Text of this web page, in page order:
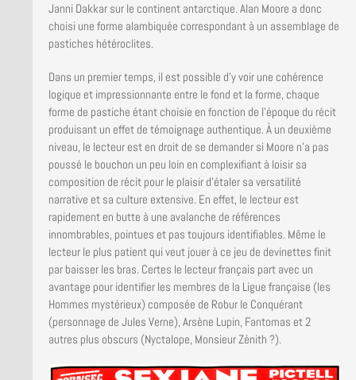
Janni Dakkar sur le continent antarctique. Alan Moore a donc
choisi une forme alambiquée correspondant à un assemblage de
pastiches hétéroclites.
Dans un premier temps, il est possible d’y voir une cohérence
logique et impressionnante entre le fond et la forme, chaque
forme de pastiche étant choisie en fonction de l’époque du récit
produisant un effet de témoignage authentique. À un deuxième
niveau, le lecteur est en droit de se demander si Moore n’a pas
poussé le bouchon un peu loin en complexifiant à loisir sa
composition de récit pour le plaisir d’étaler sa versatilité
narrative et sa culture extensive. En effet, le lecteur est
rapidement en butte à une avalanche de références
innombrables, pointues et pas toujours identifiables. Même le
lecteur le plus patient qui veut jouer à ce jeu de devinettes finit
par baisser les bras. Certes le lecteur français part avec un
avantage pour identifier les membres de la Ligue française (les
Hommes mystérieux) composée de Robur le Conquérant
(personnage de Jules Verne), Arsène Lupin, Fantomas et 2
autres plus obscurs (Nyctalope, Monsieur Zénith ?).